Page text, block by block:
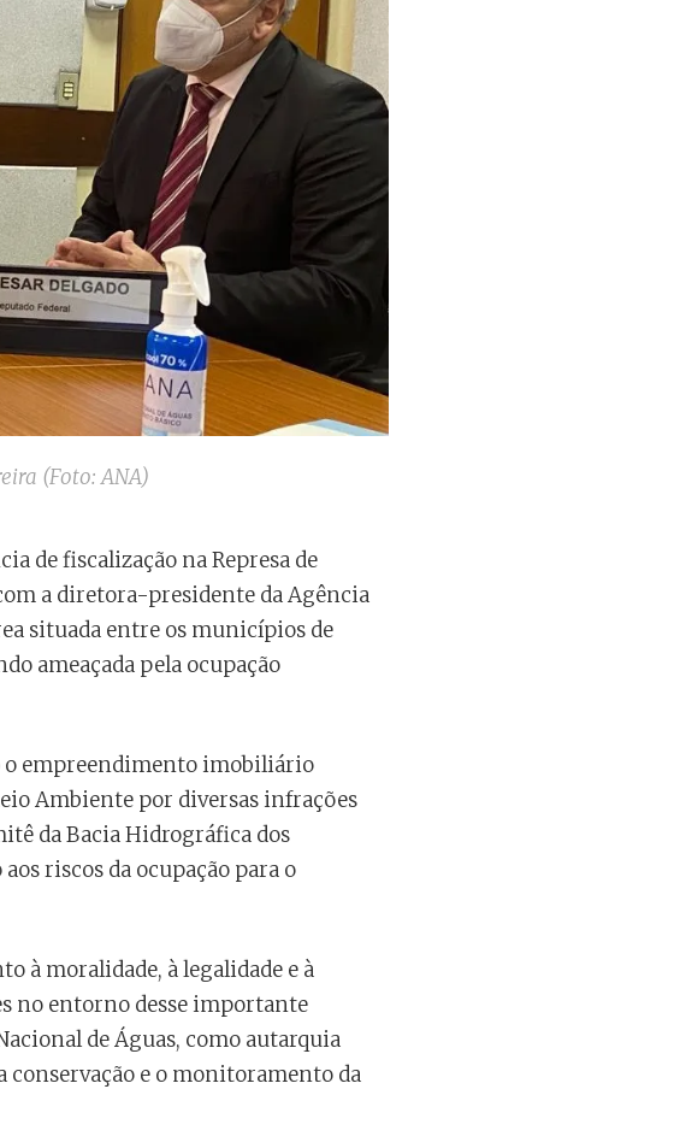
(Foto: ANA)
de fiscalização na Represa de
a diretora-presidente da Agência
situada entre os municípios de
ameaçada pela ocupação
o empreendimento imobiliário
Ambiente por diversas infrações
da Bacia Hidrográfica dos
riscos da ocupação para o
à moralidade, à legalidade e à
no entorno desse importante
de Águas, como autarquia
conservação e o monitoramento da